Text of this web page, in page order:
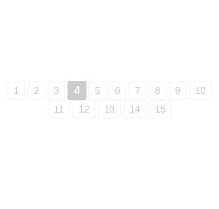
1 2 3 4 5 6 7 8 9
10
11
12 13 14 15